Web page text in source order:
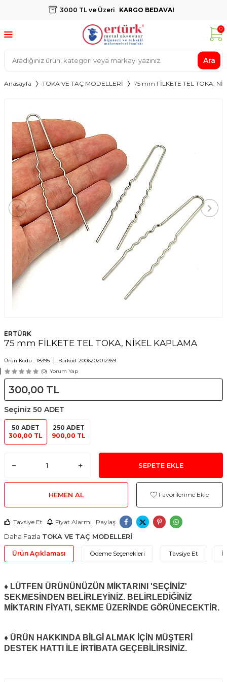
3000 TL ve Üzeri KARGO BEDAVA!
Ara
0
Anasayfa TOKA VE TAÇ MODELLERİ 75 mm FİLKETE TEL TOKA,
ERTÜRK
75 mm FİLKETE TEL TOKA, NİKEL KAPLAMA
Ürün Kodu :T8395 Barkod :2006202012359
(0) Yorum Yap
300,00 TL
Seçiniz 50 ADET
50 ADET
300,00 TL
250 ADET
900,00 TL
SEPETE EKLE
HEMEN AL Favorilerime Ekle
Tavsiye Et Fiyat Alarmı Paylaş
Daha Fazla TOKA VE TAÇ MODELLERİ
Ürün Açıklaması Ödeme Seçenekleri Tavsiye Et
♦ LÜTFEN ÜRÜNÜNÜZÜN MİKTARINI 'SEÇİNİZ'
SEKMESİNDEN BELİRLEYİNİZ. BELİRLEDİĞİNİZ
MİKTARIN FİYATI, SEKME ÜZERİNDE GÖRÜNECEKTİR.
♦ ÜRÜN HAKKINDA BİLGİ ALMAK İÇİN MÜŞTERİ
DESTEK HATTI İLE İRTİBATA GEÇEBİLİRSİNİZ.